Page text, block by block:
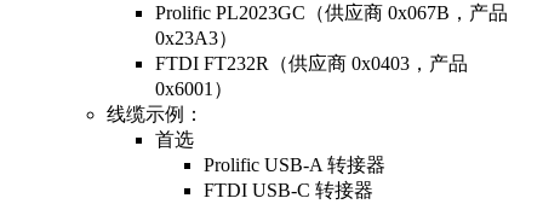
Prolific PL2023GC（供应商 0x067B，产品
0x23A3）
FTDI FT232R（供应商 0x0403，产品
0x6001）
线缆示例：
首选
Prolific USB-A 转接器
FTDI USB-C 转接器